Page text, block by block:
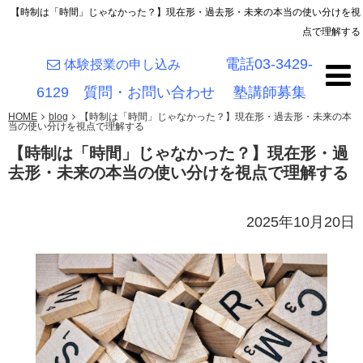
【時制は「時間」じゃなかった？】現在形・過去形・未来の本当の使い分けを視
点で理解する
体験授業の申し込み
電話03-3429-
6129
質問・お問い合わせ 塾講師募集
HOME blog
【時制は「時間」じゃなかった？】現在形・過去形・未来の本
当の使い分けを視点で理解する
【時制は「時間」じゃなかった？】現在形・過
去形・未来の本当の使い分けを視点で理解する
2025年10月20日